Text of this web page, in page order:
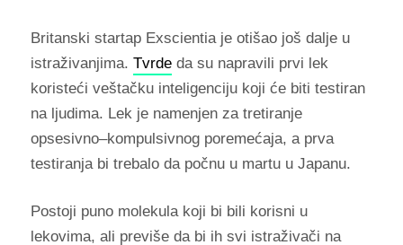
Britanski startap Exscientia je otišao još dalje u
istraživanjima. Tvrdeda su napravili prvi lek
koristeći veštačku inteligenciju koji će biti testiran
na ljudima. Lek je namenjen za tretiranje
opsesivno–kompulsivnog poremećaja, a prva
testiranja bi trebalo da počnu u martu u Japanu.
Postoji puno molekula koji bi bili korisni u
lekovima, ali previše da bi ih svi istraživači na